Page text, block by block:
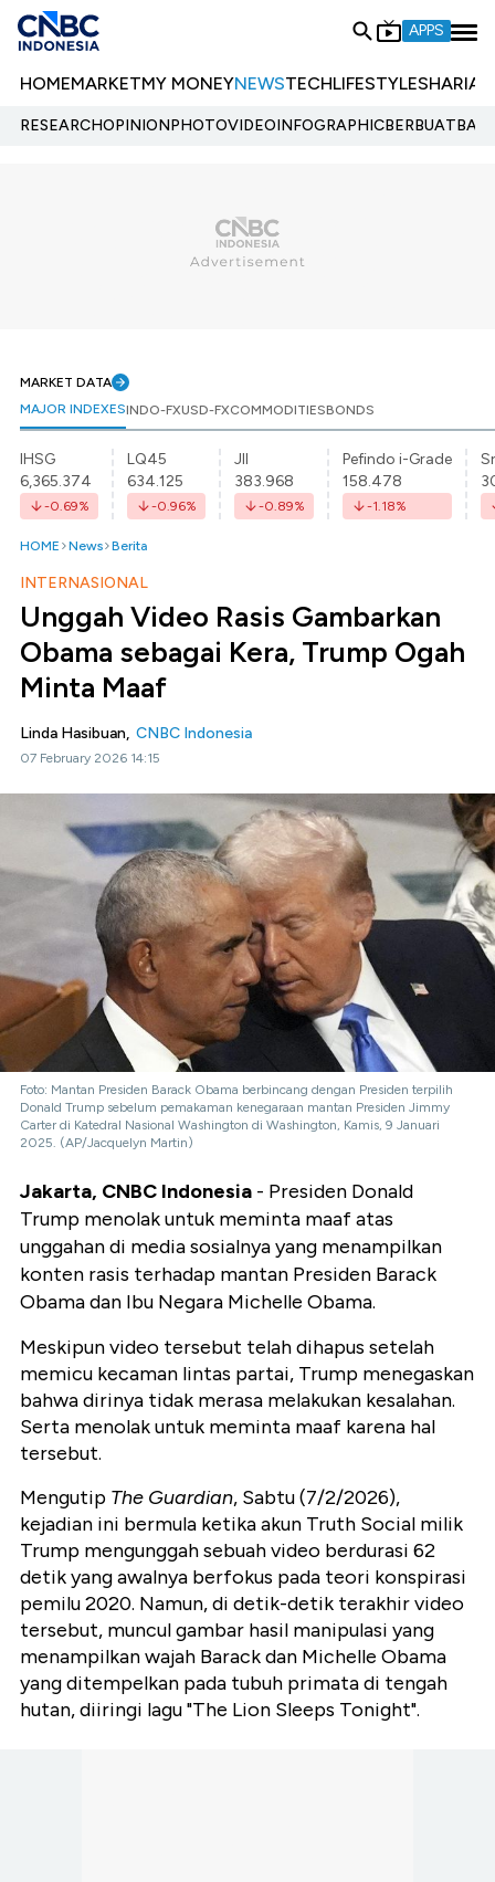
APPS
HOMEMARKETMY MONEYNEWSTECHLIFESTYLESHARIA
RESEARCHOPINIONPHOTOVIDEOINFOGRAPHIC
MARKET DATA
MAJOR INDEXESINDO-FXUSD-FXCOMMODITIESBONDS
IHSG
6,365.374
-0.69%
LQ45
634.125
-0.96%
JII
383.968
-0.89%
Pefindo i-Grade
158.478
-1.18%
HOME News Berita
INTERNASIONAL
Unggah Video Rasis Gambarkan
Obama sebagai Kera, Trump Ogah
Minta Maaf
Linda Hasibuan, CNBC Indonesia
07 February 2026 14:15
Foto: Mantan Presiden Barack Obama berbincang dengan Presiden terpilih
Donald Trump sebelum pemakaman kenegaraan mantan Presiden Jimmy
Carter di Katedral Nasional Washington di Washington, Kamis, 9 Januari
2025. (AP/Jacquelyn Martin)
Jakarta, CNBC Indonesia - Presiden Donald
Trump menolak untuk meminta maaf atas
unggahan di media sosialnya yang menampilkan
konten rasis terhadap mantan Presiden Barack
Obama dan Ibu Negara Michelle Obama.
Meskipun video tersebut telah dihapus setelah
memicu kecaman lintas partai, Trump menegaskan
bahwa dirinya tidak merasa melakukan kesalahan.
Serta menolak untuk meminta maaf karena hal
tersebut.
Mengutip The Guardian, Sabtu (7/2/2026),
kejadian ini bermula ketika akun Truth Social milik
Trump mengunggah sebuah video berdurasi 62
detik yang awalnya berfokus pada teori konspirasi
pemilu 2020. Namun, di detik-detik terakhir video
tersebut, muncul gambar hasil manipulasi yang
menampilkan wajah Barack dan Michelle Obama
yang ditempelkan pada tubuh primata di tengah
hutan, diiringi lagu "The Lion Sleeps Tonight".